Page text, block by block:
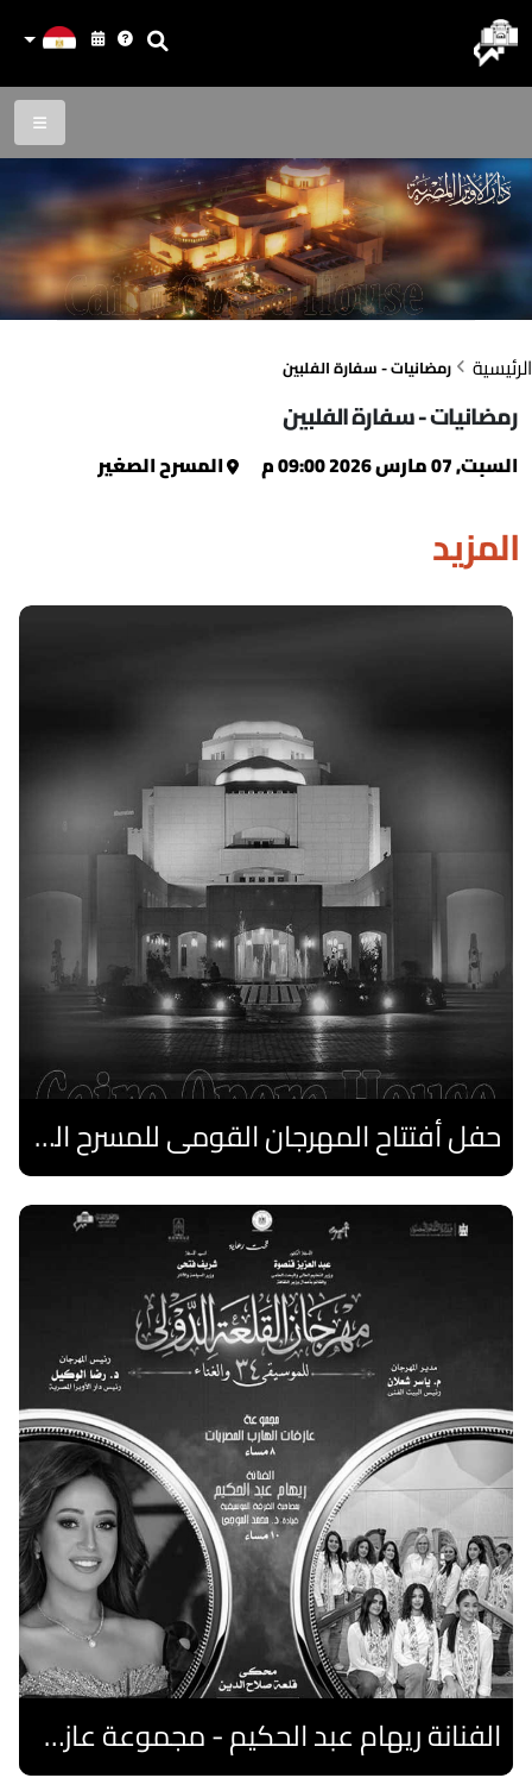
الرئيسية رمضانيات - سفارة الفلبين
رمضانيات - سفارة الفلبين
السبت, 07 مارس 2026 09:00 م المسرح الصغير
المزيد
حفل أفتتاح المهرجان القومى للمسرح الصرى
اقرا المزيد
الفنانة ريهام عبد الحكيم - مجموعة عازفات الهارب المصريات